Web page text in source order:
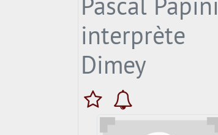
interprète
Dimey